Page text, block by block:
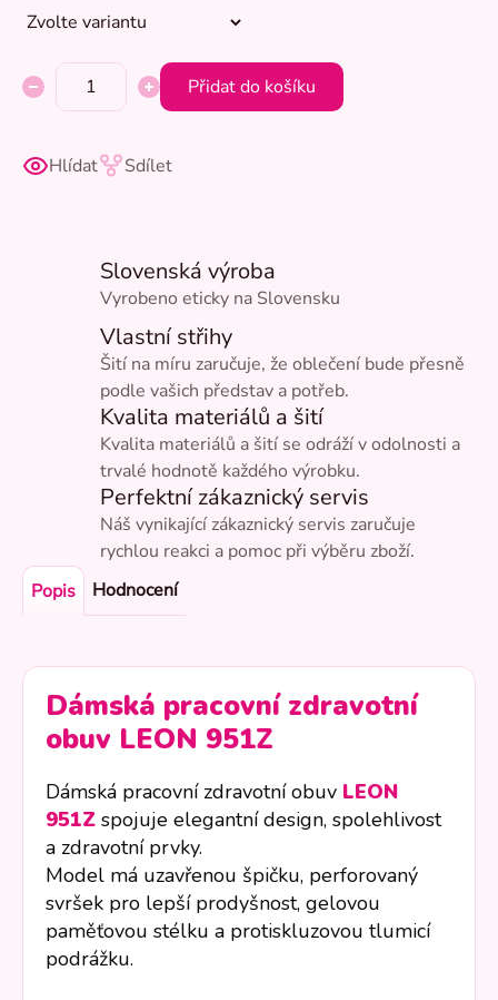
Přidat do košíku
Hlídat Sdílet
Slovenská výroba
Vyrobeno eticky na Slovensku
Vlastní střihy
Šití na míru zaručuje, že oblečení bude přesně
podle vašich představ a potřeb.
Kvalita materiálů a šití
Kvalita materiálů a šití se odráží v odolnosti a
trvalé hodnotě každého výrobku.
Perfektní zákaznický servis
Náš vynikající zákaznický servis zaručuje
rychlou reakci a pomoc při výběru zboží.
Popis
Hodnocení
Dámská pracovní zdravotní
obuv LEON 951Z
Dámská pracovní zdravotní obuv LEON
951Z spojuje elegantní design, spolehlivost
a zdravotní prvky.
Model má uzavřenou špičku, perforovaný
svršek pro lepší prodyšnost, gelovou
paměťovou stélku a protiskluzovou tlumicí
podrážku.